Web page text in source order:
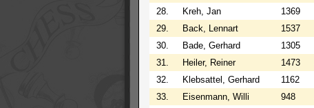
28.
Kreh, Jan 1369
29.
Back, Lennart 1537
30.
Bade, Gerhard 1305
31.
Heiler, Reiner 1473
32.
Klebsattel, Gerhard 1162
33.
Eisenmann, Willi 948